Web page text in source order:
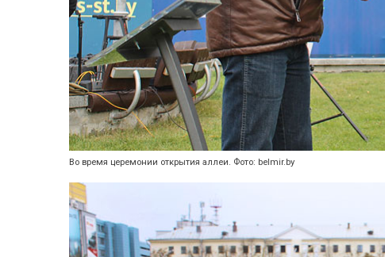
Во время церемонии открытия аллеи. Фото: belmir.by